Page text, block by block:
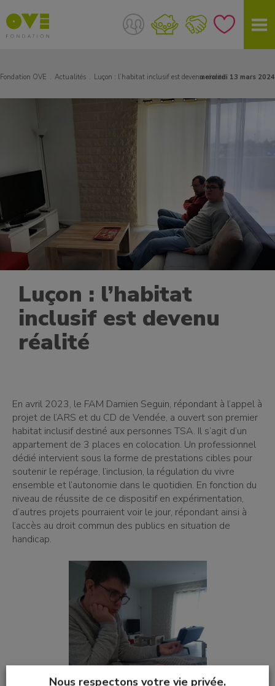
Fondation OVE Actualités Luçon : l’habitat inclusif est devenu réalitémercredi 13 mars 2024
Luçon : l’habitat
inclusif est devenu
réalité
En avril 2023, le FAM Damien Seguin, répondant à l’appel à
projet de l’ARS et du CD de Vendée, a ouvert son premier
habitat inclusif destiné aux personnes TSA. Il s’agit d’un
appartement de 3 places en colocation. Un professionnel
dédié intervient sous la forme de prestations cibles pour
soutenir le repérage, l’inclusion, la régulation du vivre
ensemble et l’autonomie dans le quotidien. En fonction du
niveau de réussite de ce dispositif en expérimentation,
d’autres projets pourraient voir le jour, répondant ainsi à
l’accès au droit commun des publics en situation de
handicap.
Nous respectons votre vie privée.